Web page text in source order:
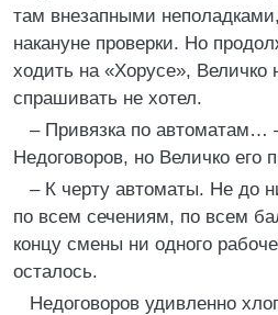
там внезапными
накануне проверки. Но
ходить на «Хорусе», Величко
спрашивать не хотел.
– Привязка по автоматам…
Недоговоров, но Величко его
– К черту автоматы. Не до
по всем сечениям, по всем
концу смены ни одного
осталось.
Недоговоров удивленно